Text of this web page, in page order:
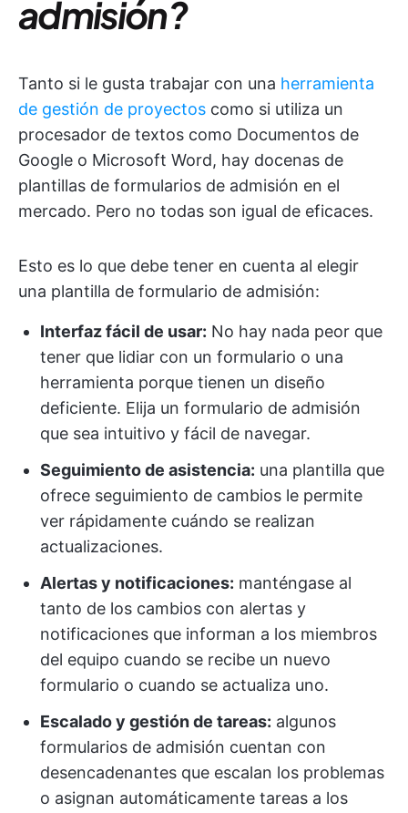
admisión?
Tanto si le gusta trabajar con una herramienta
de gestión de proyectos como si utiliza un
procesador de textos como Documentos de
Google o Microsoft Word, hay docenas de
plantillas de formularios de admisión en el
mercado. Pero no todas son igual de eficaces.
Esto es lo que debe tener en cuenta al elegir
una plantilla de formulario de admisión:
Interfaz fácil de usar: No hay nada peor que
tener que lidiar con un formulario o una
herramienta porque tienen un diseño
deficiente. Elija un formulario de admisión
que sea intuitivo y fácil de navegar.
Seguimiento de asistencia: una plantilla que
ofrece seguimiento de cambios le permite
ver rápidamente cuándo se realizan
actualizaciones.
Alertas y notificaciones: manténgase al
tanto de los cambios con alertas y
notificaciones que informan a los miembros
del equipo cuando se recibe un nuevo
formulario o cuando se actualiza uno.
Escalado y gestión de tareas: algunos
formularios de admisión cuentan con
desencadenantes que escalan los problemas
o asignan automáticamente tareas a los